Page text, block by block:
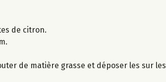
de citron.
de matière grasse et déposer les sur les